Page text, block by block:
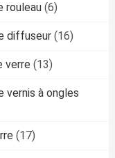
rouleau (6)
diffuseur (16)
verre (13)
vernis à ongles
(17)